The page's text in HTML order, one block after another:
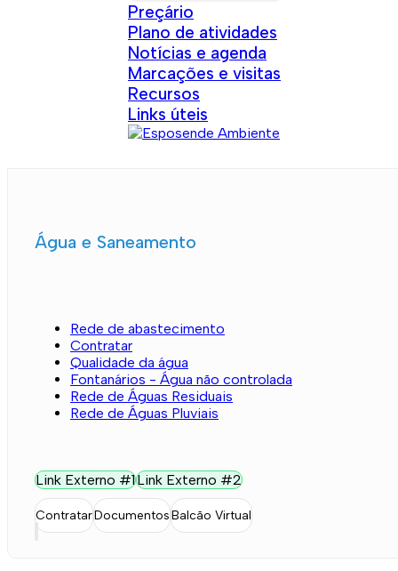
Preçário
Plano de atividades
Notícias e agenda
Marcações e visitas
Recursos
Links úteis
Água e Saneamento
Rede de abastecimento
Contratar
Qualidade da água
Fontanários - Água não controlada
Rede de Águas Residuais
Rede de Águas Pluviais
Link Externo #1Link Externo #2
ContratarDocumentosBalcão Virtual